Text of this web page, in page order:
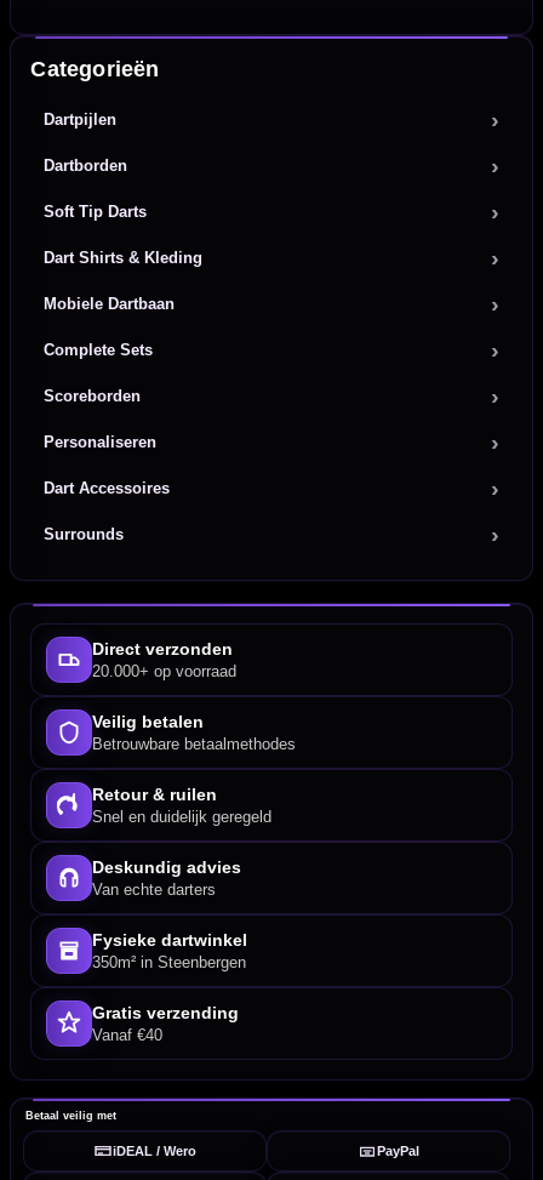
Categorieën
Dartpijlen
Dartborden
Soft Tip Darts
Dart Shirts & Kleding
Mobiele Dartbaan
Complete Sets
Scoreborden
Personaliseren
Dart Accessoires
Surrounds
Direct verzonden
20.000+ op voorraad
Veilig betalen
Betrouwbare betaalmethodes
Retour & ruilen
Snel en duidelijk geregeld
Deskundig advies
Van echte darters
Fysieke dartwinkel
350m² in Steenbergen
Gratis verzending
Vanaf €40
Betaal veilig met
iDEAL / Wero PayPal